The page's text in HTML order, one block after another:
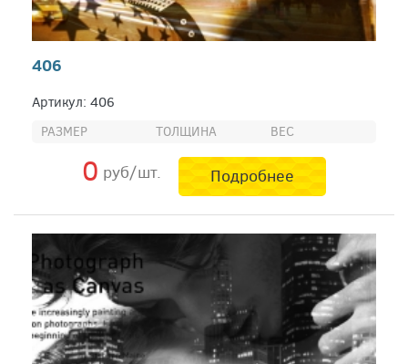
406
Артикул: 406
РАЗМЕР ТОЛЩИНА ВЕС
0 руб/шт. Подробнее